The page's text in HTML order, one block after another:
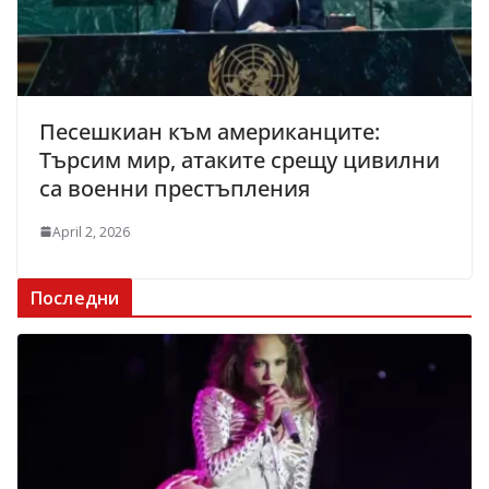
Песешкиан към американците:
Търсим мир, атаките срещу цивилни
са военни престъпления
April 2, 2026
Последни